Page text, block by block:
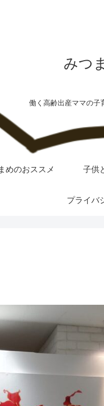
みつ
働く高齢出産ママの子
めのおススメ 子供
プライバ